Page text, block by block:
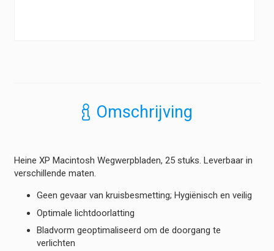
Omschrijving
Heine XP Macintosh Wegwerpbladen, 25 stuks. Leverbaar in
verschillende maten.
Geen gevaar van kruisbesmetting; Hygiënisch en veilig
Optimale lichtdoorlatting
Bladvorm geoptimaliseerd om de doorgang te
verlichten